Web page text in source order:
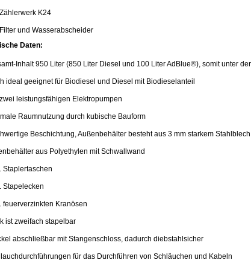
K24
und Wasserabscheider
Daten:
Inhalt 950 Liter (850 Liter Diesel und 100 Liter AdBlue®), somit unter
ideal geeignet für Biodiesel und Diesel mit Biodieselanteil
leistungsfähigen Elektropumpen
Raumnutzung durch kubische Bauform
Beschichtung, Außenbehälter besteht aus 3 mm starkem
aus Polyethylen mit Schwallwand
Staplertaschen
Stapelecken
feuerverzinkten Kranösen
ist zweifach stapelbar
abschließbar mit Stangenschloss, dadurch diebstahlsicher
für das Durchführen von Schläuchen und Kabeln